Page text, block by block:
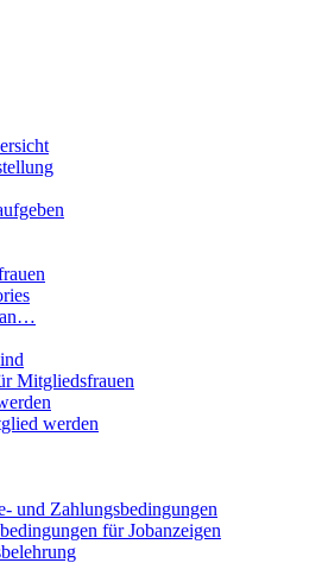
an…
Mitgliedsfrauen
werden
und Zahlungsbedingungen
für Jobanzeigen